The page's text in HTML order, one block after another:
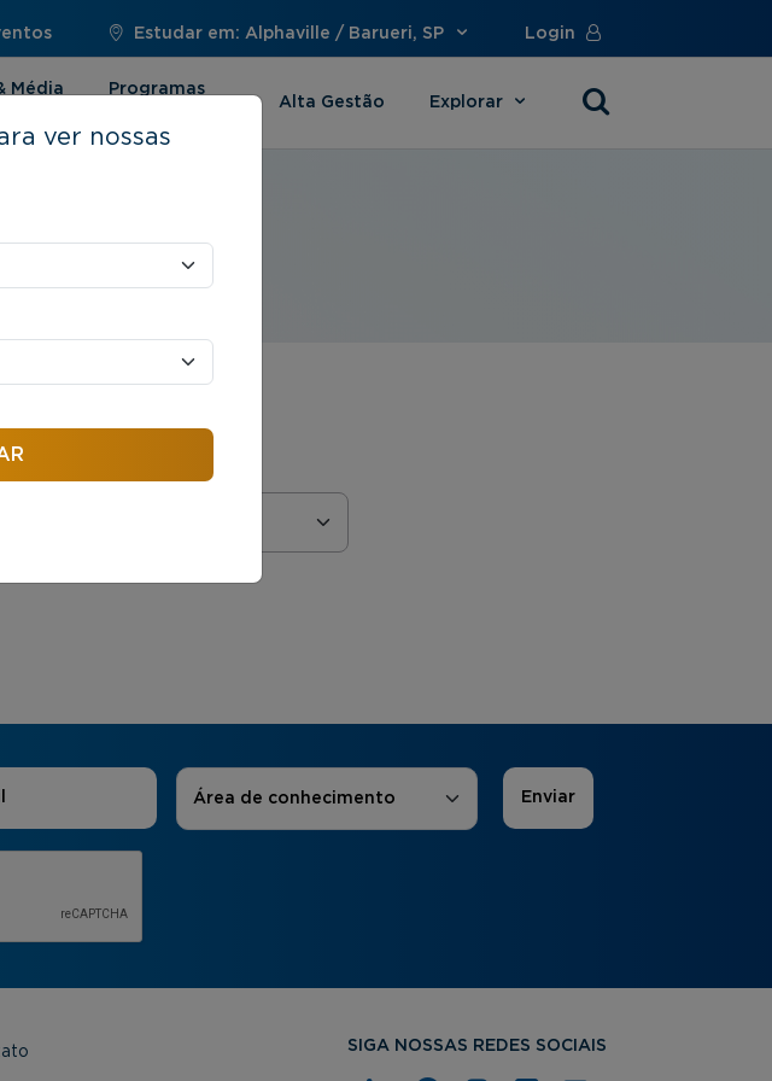
Estudar em: Alphaville / Barueri, SP Login
Média
Programas
Alta Gestão Explorar
Áreas de Interesse
Área de conhecimento
SIGA NOSSAS REDES SOCIAIS
ver nossas